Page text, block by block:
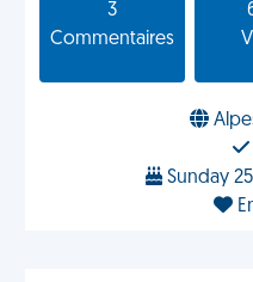
3
Commentaires
Sunday